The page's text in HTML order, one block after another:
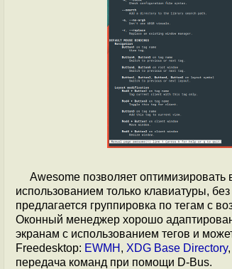
Awesome позволяет
использованием только клавиатуры,
предлагается группировка по тегам c
Оконный менеджер хорошо
экранам с использованием тегов и
Freedesktop: EWMH , XDG Base Directory,
передача команд при помощи D-Bus.